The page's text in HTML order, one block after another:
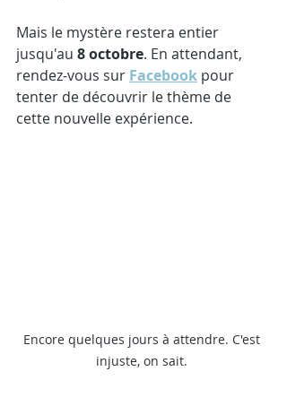
Mais le mystère restera entier
jusqu'au 8 octobre. En attendant,
rendez-vous sur Facebook pour
tenter de découvrir le thème de
cette nouvelle expérience.
Encore quelques jours à attendre. C'est
injuste, on sait.